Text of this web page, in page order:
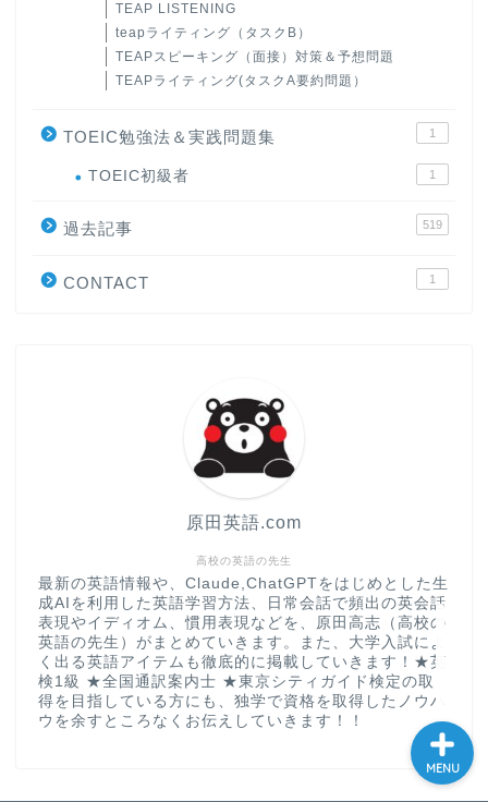
TEAP LISTENING
teapライティング（タスクB）
TEAPスピーキング（面接）対策＆予想問題
TEAPライティング(タスクA要約問題）
TOEIC勉強法＆実践問題集 1
TOEIC初級者 1
過去記事 519
CONTACT 1
高校の英語の先生
原田英語.com
最新の英語情報や、Claude,ChatGPTをはじめとした生
成AIを利用した英語学習方法、日常会話で頻出の英会話
表現やイディオム、慣用表現などを、原田高志（高校の
英語の先生）がまとめていきます。また、大学入試によ
く出る英語アイテムも徹底的に掲載していきます！★英
検1級 ★全国通訳案内士 ★東京シティガイド検定の取
得を目指している方にも、独学で資格を取得したノウハ
ウを余すところなくお伝えしていきます！！
MENU
大学入試英語対策講座
英語名言・格言・カッコい
い英語＆素敵な英文フレー
CONTACT